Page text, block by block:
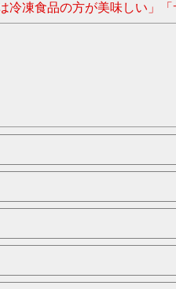
冷凍食品の方が美味しい」